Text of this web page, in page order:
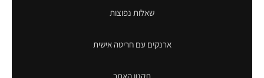
שאלות נפוצות
ארנקים עם חריטה אישית
תקנון האתר